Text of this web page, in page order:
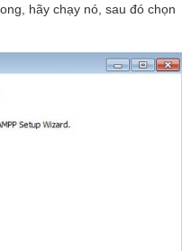
hãy chạy nó, sau đó chọn